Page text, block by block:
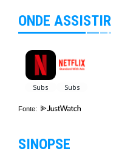
ONDE ASSISTIR
Fonte:
SINOPSE